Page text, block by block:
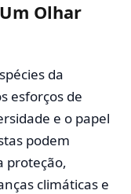
Olhar
da
esforços de
e o papel
podem
proteção,
climáticas e